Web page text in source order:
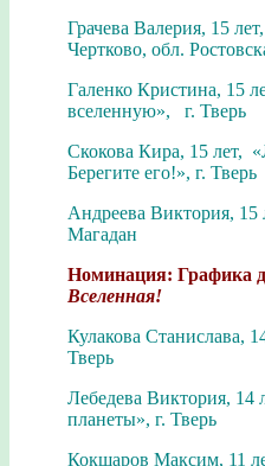
Грачева Валерия, 15
Чертково, обл.
Галенко Кристина, 15
вселенную», г. Тверь
Скокова Кира, 15 лет,
Берегите его!», г. Тверь
Андреева Виктория, 15
Магадан
Номинация: Графика
Вселенная!
Кулакова Станислава,
Тверь
Лебедева Виктория, 14
планеты», г. Тверь
Кокшаров Максим, 11